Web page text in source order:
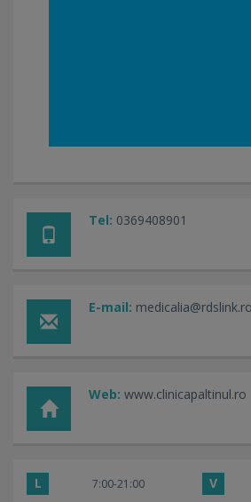
Tel: 0369408901
E-mail: medicalia@rdslink.ro
Web: www.clinicapaltinul.ro
L 7:00-21:00 V